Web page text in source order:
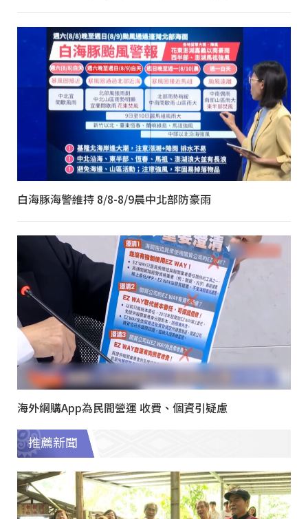
白海豚海警維持 8/8-8/9晨中北部防豪雨
海外網購App為民間營運 收費、個資引疑慮
推薦新聞